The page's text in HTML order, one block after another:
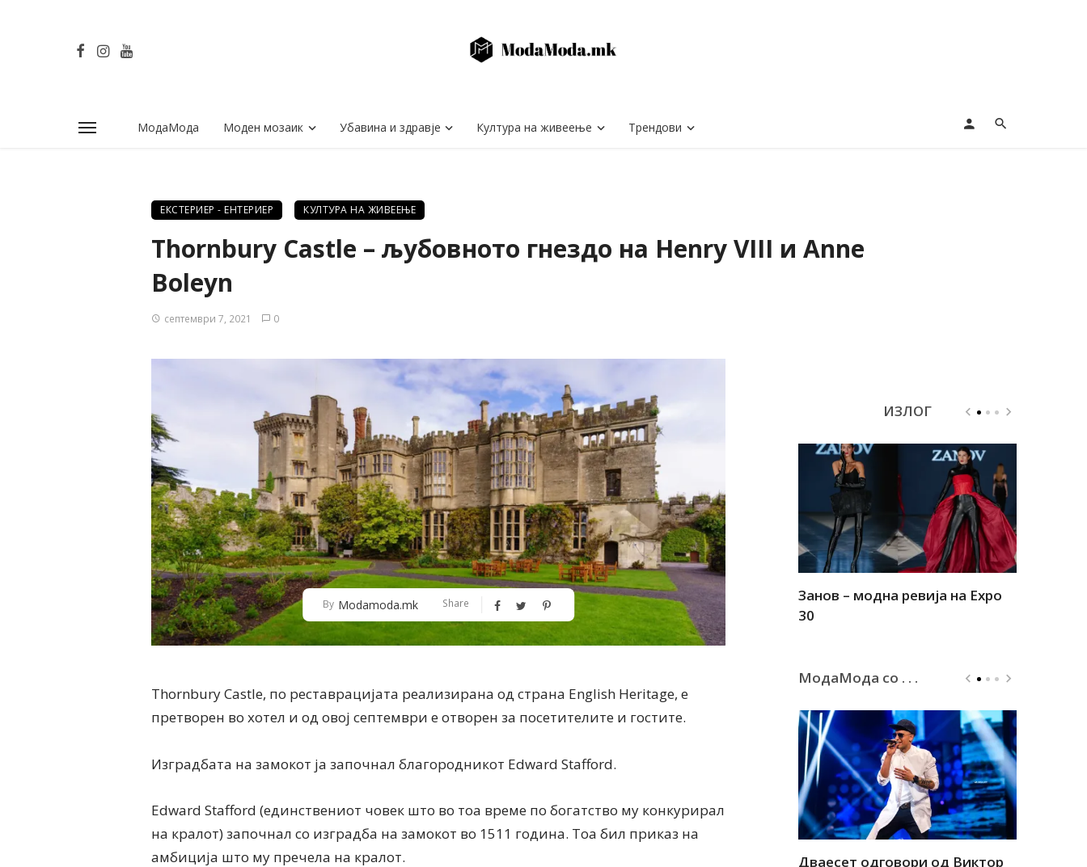
МодаМода Моден мозаик Убавина и здравје Култура на живеење Трендови
ЕКСТЕРИЕР - ЕНТЕРИЕР КУЛТУРА НА ЖИВЕЕЊЕ
Thornbury Castle – љубовното гнездо на Henry VIII и Anne
Boleyn
септември 7, 2021 0
By Modamoda.mk Share
Thornbury Castle, по реставрацијата реализирана од страна English Heritage, е
претворен во хотел и од овој септември е отворен за посетителите и гостите.
Изградбата на замокот ја започнал благородникот Edward Stafford.
Edward Stafford (единствениот човек што во тоа време по богатство му конкурирал
на кралот) започнал со изградба на замокот во 1511 година. Тоа бил приказ на
амбиција што му пречела на кралот.
ИЗЛОГ
Алшар – модна ревија на Expo
30
Филигрански обетки
Занов – модна ревија на Expo
30
МодаМода со . . .
Дваесет одговори од Милена
Дваесет одговори од Виктор